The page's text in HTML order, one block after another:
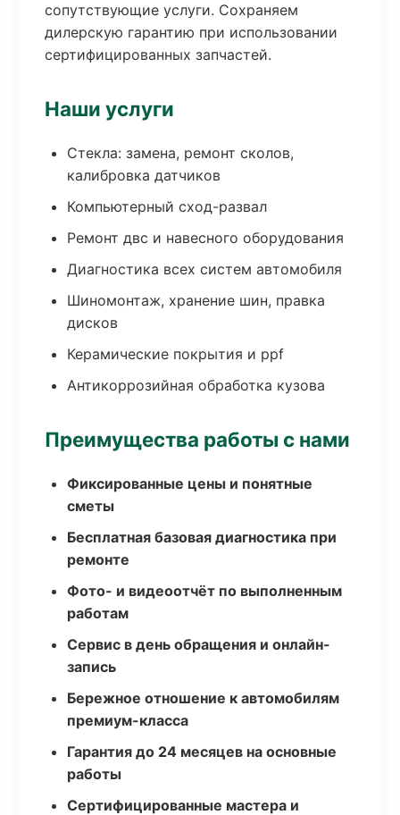
сопутствующие услуги. Сохраняем
дилерскую гарантию при использовании
сертифицированных запчастей.
Наши услуги
Стекла: замена, ремонт сколов,
калибровка датчиков
Компьютерный сход-развал
Ремонт двс и навесного оборудования
Диагностика всех систем автомобиля
Шиномонтаж, хранение шин, правка
дисков
Керамические покрытия и ppf
Антикоррозийная обработка кузова
Преимущества работы с нами
Фиксированные цены и понятные
сметы
Бесплатная базовая диагностика при
ремонте
Фото- и видеоотчёт по выполненным
работам
Сервис в день обращения и онлайн-
запись
Бережное отношение к автомобилям
премиум-класса
Гарантия до 24 месяцев на основные
работы
Сертифицированные мастера и